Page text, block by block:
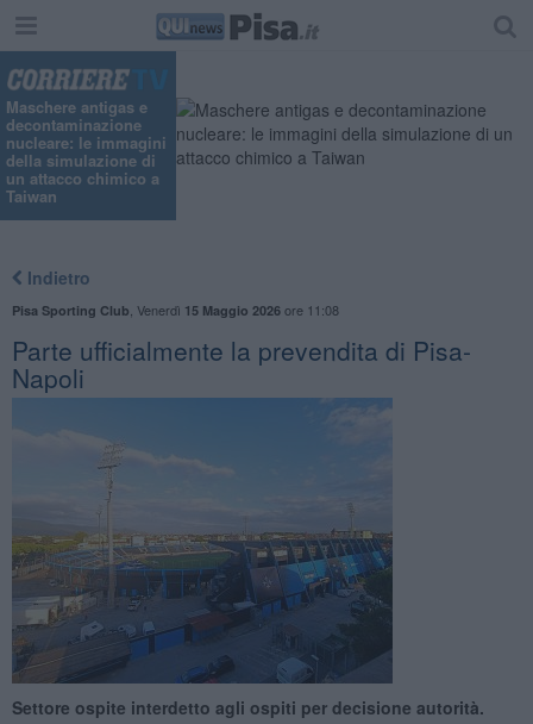
Maschere antigas e
decontaminazione
nucleare: le immagini
della simulazione di
un attacco chimico a
Taiwan
Indietro
Pisa Sporting Club Venerdì 15 Maggio 2026ore 11:08
Parte ufficialmente la prevendita di Pisa-
Napoli
Settore ospite interdetto agli ospiti per decisione autorità.